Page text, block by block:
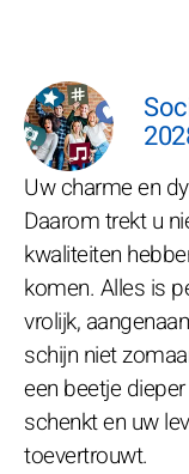
Uw charme en
Daarom trekt u
kwaliteiten
komen. Alles is
vrolijk,
schijn niet
een beetje
schenkt en uw
toevertrouwt.